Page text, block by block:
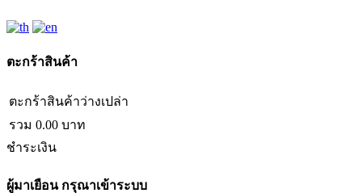
ตะกร้าสินค้า
ตะกร้าสินค้าว่างเปล่า
รวม 0.00 บาท
ชำระเงิน
ผู้มาเยือนกรุณาเข้าระบบ